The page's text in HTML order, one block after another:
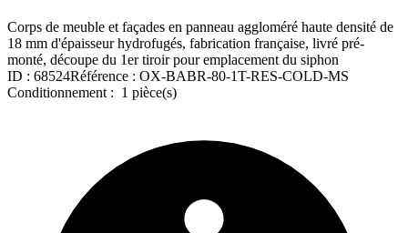
Corps de meuble et façades en panneau aggloméré haute densité de
18 mm d'épaisseur hydrofugés, fabrication française, livré pré-
monté, découpe du 1er tiroir pour emplacement du siphon
ID : 68524Référence : OX-BABR-80-1T-RES-COLD-MS
Conditionnement : 1 pièce(s)